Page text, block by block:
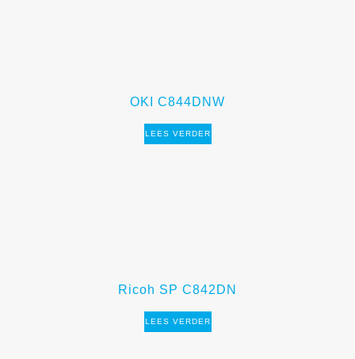
OKI C844DNW
LEES VERDER
Ricoh SP C842DN
LEES VERDER